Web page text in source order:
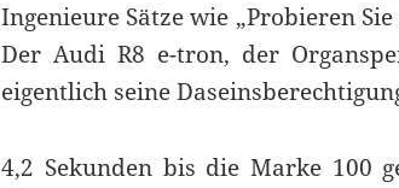
Ingenieure Sätze wie „Probieren
Der Audi R8 e-tron, der
eigentlich seine
4,2 Sekunden bis die Marke 100